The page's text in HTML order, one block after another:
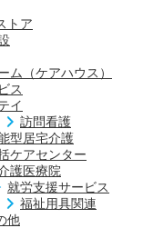
トア
ム（ケアハウス）
ス
イ
訪問看護
型居宅介護
ケアセンター
護医療院
就労支援サービス
福祉用具関連
他